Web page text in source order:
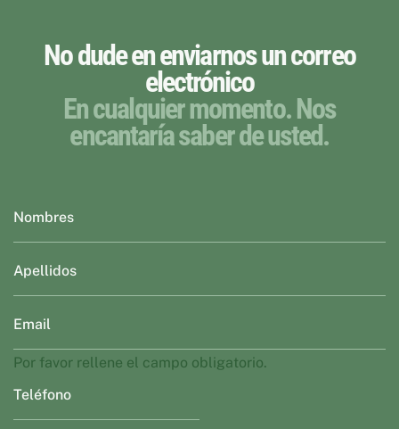
No dude en enviarnos un correo
electrónico
En cualquier momento. Nos
encantaría saber de usted.
Por favor rellene el campo obligatorio.